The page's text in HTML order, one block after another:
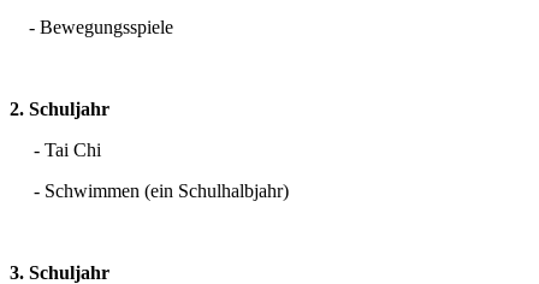
- Bewegungsspiele
2. Schuljahr
- Tai Chi
- Schwimmen (ein Schulhalbjahr)
3. Schuljahr